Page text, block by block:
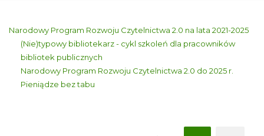
Narodowy Program Rozwoju Czytelnictwa 2.0 na lata 2021-2025
(Nie)typowy bibliotekarz - cykl szkoleń dla pracowników
bibliotek publicznych
Narodowy Program Rozwoju Czytelnictwa 2.0 do 2025 r.
Pieniądze bez tabu